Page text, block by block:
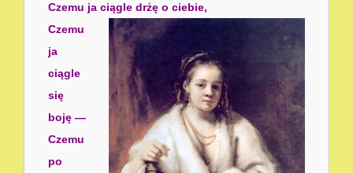
Czemu ja ciągle drżę o ciebie,
Czemu
ja
ciągle
się
boję —
Czemu
po